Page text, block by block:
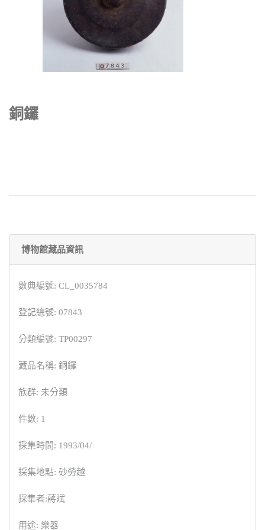
銅鑼
博物館藏品資訊
數典編號: CL_0035784
登記總號: 07843
分類編號: TP00297
藏品名稱: 銅鑼
族群: 未分類
件數: 1
採集時間: 1993/04/
採集地點: 砂勞越
採集者:蔣斌
用途: 樂器